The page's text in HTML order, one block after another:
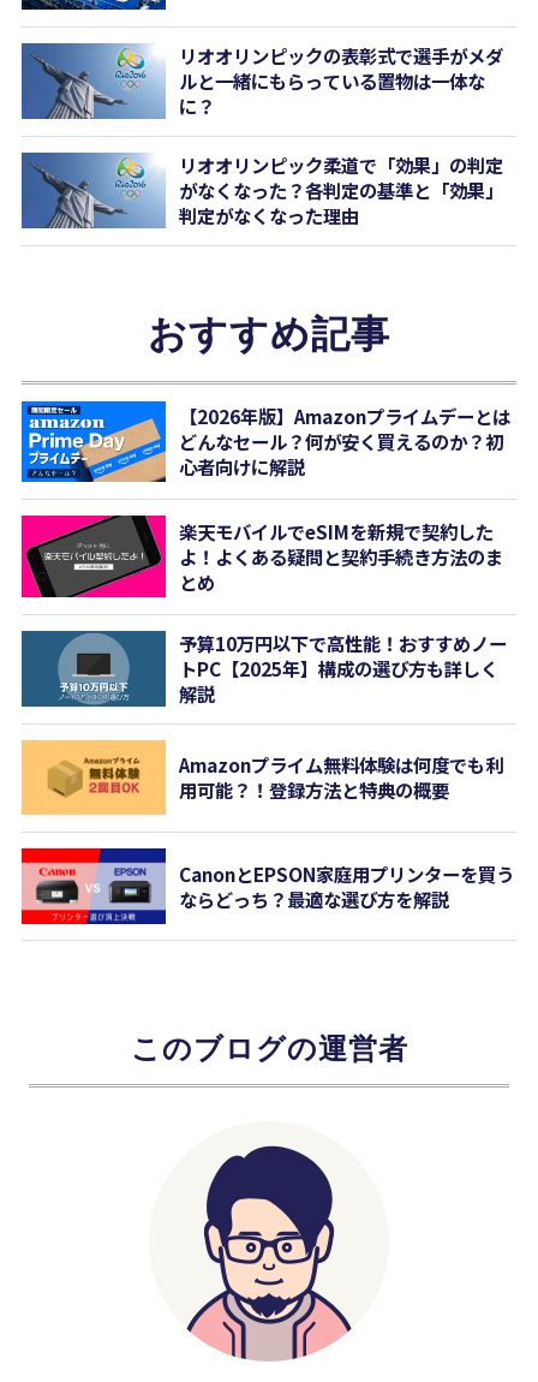
リオオリンピックの表彰式で選手がメダ
ルと一緒にもらっている置物は一体な
に？
リオオリンピック柔道で「効果」の判定
がなくなった？各判定の基準と「効果」
判定がなくなった理由
おすすめ記事
【2026年版】Amazonプライムデーとは
どんなセール？何が安く買えるのか？初
心者向けに解説
楽天モバイルでeSIMを新規で契約した
よ！よくある疑問と契約手続き方法のま
とめ
予算10万円以下で高性能！おすすめノー
トPC【2025年】構成の選び方も詳しく
解説
Amazonプライム無料体験は何度でも利
用可能？！登録方法と特典の概要
CanonとEPSON家庭用プリンターを買う
ならどっち？最適な選び方を解説
このブログの運営者